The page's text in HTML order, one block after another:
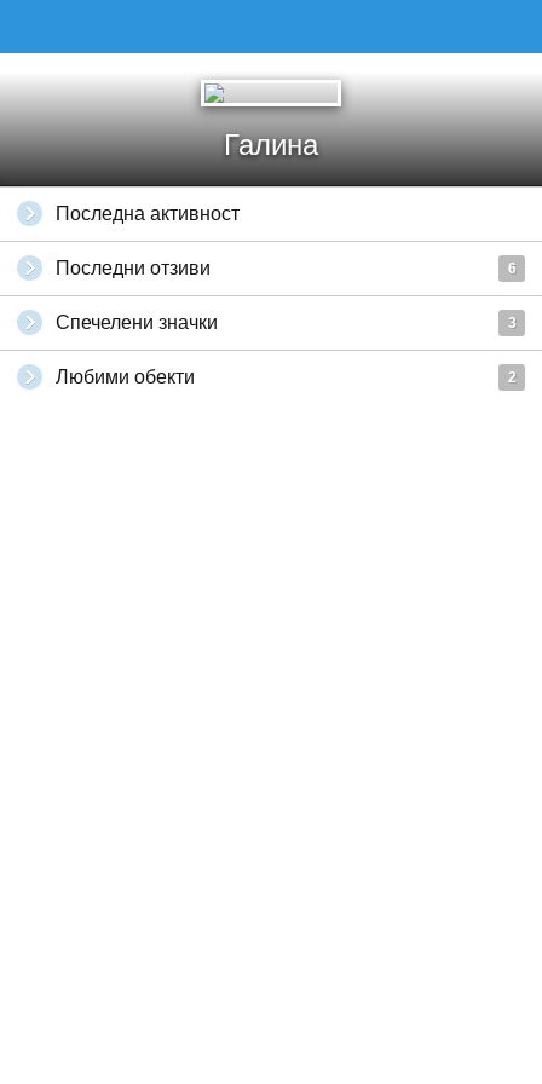
Галина
Последна активност
Последни отзиви 6
Спечелени значки 3
Любими обекти 2